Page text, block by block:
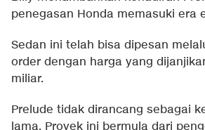
penegasan Honda memasuki era
Sedan ini telah bisa dipesan
order dengan harga yang
miliar.
Prelude tidak dirancang sebagai